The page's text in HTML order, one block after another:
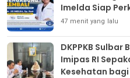
Imelda Siap
47 menit yang lalu
DKPPKB Sulbar
Imipas RI
Kesehatan